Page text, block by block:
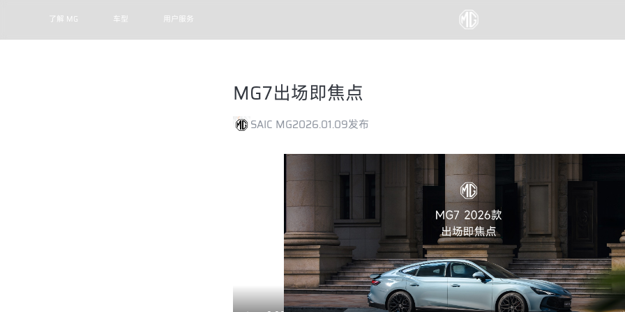
了解 MG 车型 用户服务
MG7出场即焦点
SAIC MG2026.01.09发布